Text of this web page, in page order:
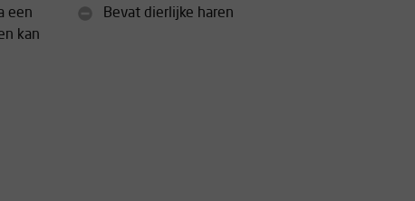
een
kan
Bevat dierlijke haren